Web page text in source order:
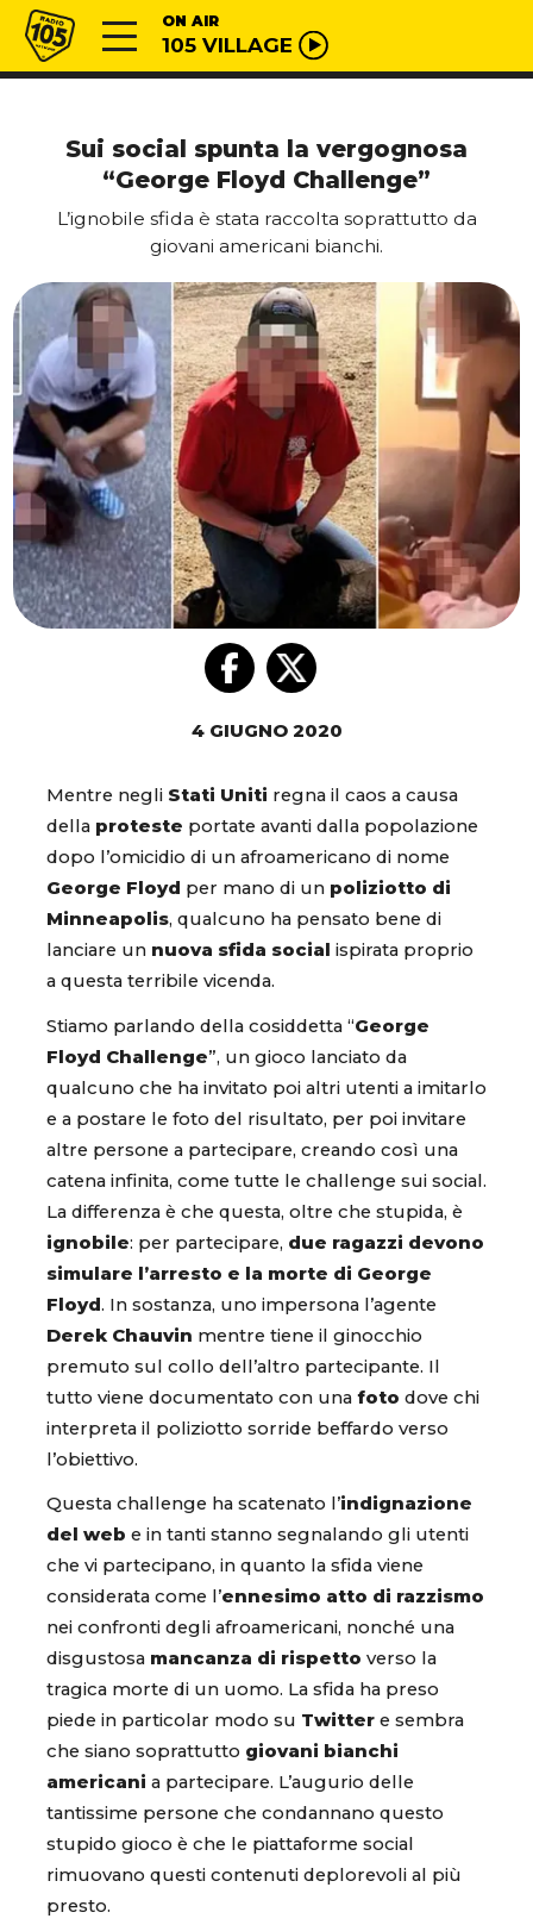
Vai al contenuto
Radio 105 ON AIR
105 VILLAGE
Sui social spunta la vergognosa
“George Floyd Challenge”
L’ignobile sfida è stata raccolta soprattutto da
giovani americani bianchi.
4 GIUGNO 2020
Mentre negli Stati Uniti regna il caos a causa
della proteste portate avanti dalla popolazione
dopo l’omicidio di un afroamericano di nome
George Floyd per mano di un poliziotto di
Minneapolis, qualcuno ha pensato bene di
lanciare un nuova sfida social ispirata proprio
a questa terribile vicenda.
Stiamo parlando della cosiddetta “George
Floyd Challenge”, un gioco lanciato da
qualcuno che ha invitato poi altri utenti a imitarlo
e a postare le foto del risultato, per poi invitare
altre persone a partecipare, creando così una
catena infinita, come tutte le challenge sui social.
La differenza è che questa, oltre che stupida, è
ignobile: per partecipare, due ragazzi devono
simulare l’arresto e la morte di George
Floyd. In sostanza, uno impersona l’agente
Derek Chauvin mentre tiene il ginocchio
premuto sul collo dell’altro partecipante. Il
tutto viene documentato con una foto dove chi
interpreta il poliziotto sorride beffardo verso
l’obiettivo.
Questa challenge ha scatenato l’indignazione
del web e in tanti stanno segnalando gli utenti
che vi partecipano, in quanto la sfida viene
considerata come l’ennesimo atto di razzismo
nei confronti degli afroamericani, nonché una
disgustosa mancanza di rispetto verso la
tragica morte di un uomo. La sfida ha preso
piede in particolar modo su Twitter e sembra
che siano soprattutto giovani bianchi
americani a partecipare. L’augurio delle
tantissime persone che condannano questo
stupido gioco è che le piattaforme social
rimuovano questi contenuti deplorevoli al più
presto.